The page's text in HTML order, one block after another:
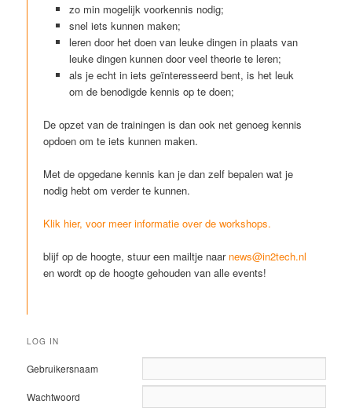
zo min mogelijk voorkennis nodig;
snel iets kunnen maken;
leren door het doen van leuke dingen in plaats van
leuke dingen kunnen door veel theorie te leren;
als je echt in iets geïnteresseerd bent, is het leuk
om de benodigde kennis op te doen;
De opzet van de trainingen is dan ook net genoeg kennis
opdoen om te iets kunnen maken.
Met de opgedane kennis kan je dan zelf bepalen wat je
nodig hebt om verder te kunnen.
Klik hier, voor meer informatie over de workshops.
blijf op de hoogte, stuur een mailtje naar news@in2tech.nl
en wordt op de hoogte gehouden van alle events!
LOG IN
Gebruikersnaam
Wachtwoord